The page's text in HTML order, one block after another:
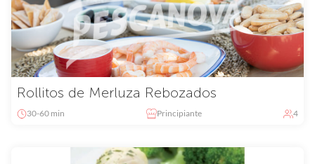
Rollitos de Merluza Rebozados
30-60 min Principiante 4